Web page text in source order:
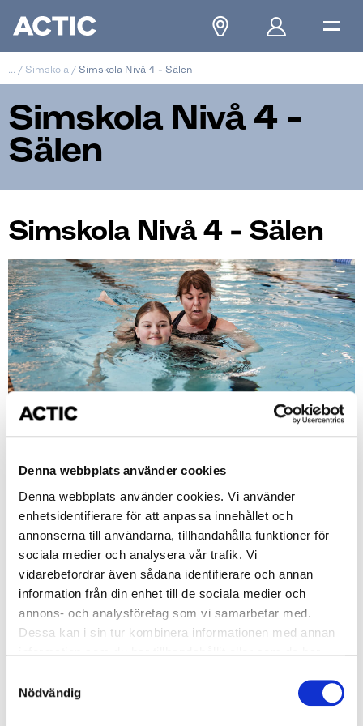
Denna webbplats använder cookies
Denna webbplats använder cookies. Vi använder
enhetsidentifierare för att anpassa innehållet och
annonserna till användarna, tillhandahålla funktioner för
sociala medier och analysera vår trafik. Vi
vidarebefordrar även sådana identifierare och annan
information från din enhet till de sociala medier och
annons- och analysföretag som vi samarbetar med.
Dessa kan i sin tur kombinera informationen med annan
Nödvändig
/ Simskola / Simskola Nivå 4 - Sälen
Simskola Nivå 4 -
Sälen
Simskola Nivå 4 - Sälen
Simskola för barn Nivå 4 - Sälen Förkunskaper: Kunna
simma 10 meter i magläge (bröstsim och/eller crawl)
med korrekt andning och armtag samt 10 meter i
ryggläge utan flythjälp. Mål: Simma 25 meter i mageläge
i antingen bröstsim eller crawl samt 25 meter i ryggläge.
Vi fördjupar tekniken i samtliga 3 simsätten och testar
att dyka från kant.